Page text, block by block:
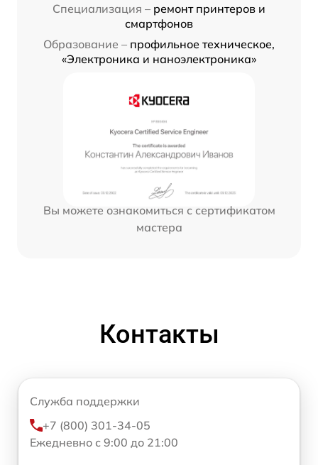
Специализация – ремонт принтеров и
смартфонов
Образование – профильное техническое,
«Электроника и наноэлектроника»
Вы можете ознакомиться с сертификатом
мастера
Контакты
Служба поддержки
+7 (800) 301-34-05
Ежедневно с 9:00 до 21:00